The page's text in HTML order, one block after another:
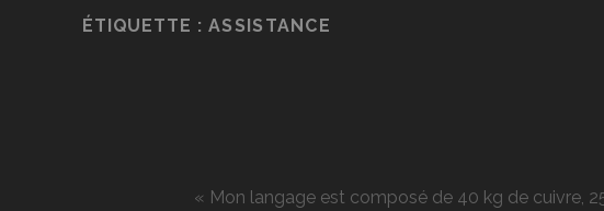
ÉTIQUETTE :ASSISTANCE
« Mon langage est composé de 40 kg de cuivre,